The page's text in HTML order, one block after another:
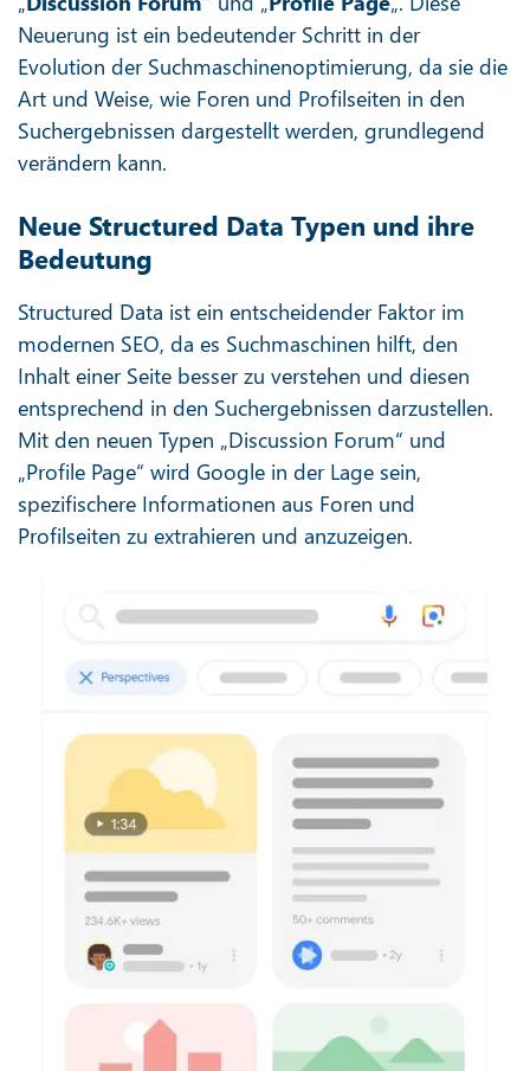
Neuerung ist ein bedeutender Schritt in der
Evolution der Suchmaschinenoptimierung, da sie die
Art und Weise, wie Foren und Profilseiten in den
Suchergebnissen dargestellt werden, grundlegend
verändern kann.
Neue Structured Data Typen und ihre
Bedeutung
Structured Data ist ein entscheidender Faktor im
modernen SEO, da es Suchmaschinen hilft, den
Inhalt einer Seite besser zu verstehen und diesen
entsprechend in den Suchergebnissen darzustellen.
Mit den neuen Typen „Discussion Forum“ und
„Profile Page“ wird Google in der Lage sein,
spezifischere Informationen aus Foren und
Profilseiten zu extrahieren und anzuzeigen.